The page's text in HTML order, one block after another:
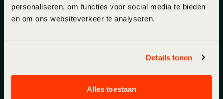
personaliseren, om functies voor social media te bieden
en om ons websiteverkeer te analyseren.
Details tonen
Alles toestaan
info@slinger.to